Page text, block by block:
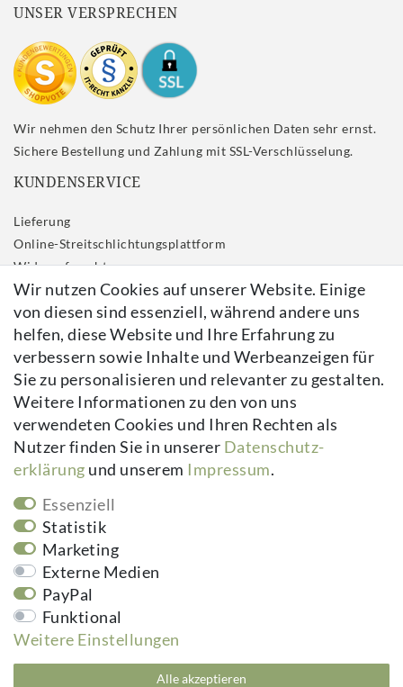
UNSER VERSPRECHEN
Wir nehmen den Schutz Ihrer persönlichen Daten sehr ernst.
Sichere Bestellung und Zahlung mit SSL-Verschlüsselung.
KUNDENSERVICE
Lieferung
Online-Streitschlichtungsplattform
Widerrufs­recht
Impressum
Daten­schutz­erklärung
AGB
Kontakt
Vertrag widerrufen
Newsletter
E-MAIL **
Newsletter
Hiermit bestätige ich, dass ich die
Meine Einwilligung kann ich jederzeit widerrufen.**
Wir nutzen Cookies auf unserer Website. Einige
von diesen sind essenziell, während andere uns
helfen, diese Website und Ihre Erfahrung zu
verbessern sowie Inhalte und Werbeanzeigen für
Sie zu personalisieren und relevanter zu gestalten.
Weitere Informationen zu den von uns
verwendeten Cookies und Ihren Rechten als
Nutzer finden Sie in unserer Daten­schutz­
erklärung und unserem Impressum.
Essenziell
Statistik
Marketing
Externe Medien
PayPal
Funktional
Weitere Einstellungen
Alle akzeptieren
kuheiga.com - Ihr Online Shop für Gartenzubehör & Wohnaccessoires | Alle